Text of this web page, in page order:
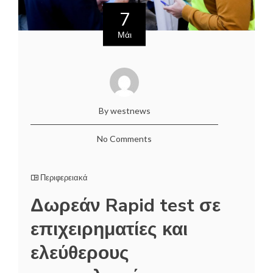
7
Μάι
By westnews
No Comments
Περιφερειακά
Δωρεάν Rapid test σε
επιχειρηματίες και
ελεύθερους